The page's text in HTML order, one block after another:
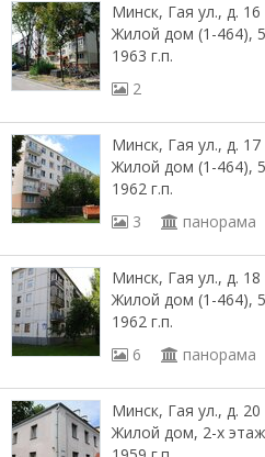
Минск, Гая ул., д. 16
Жилой дом (1-464),
1963 г.п.
2
Минск, Гая ул., д. 17
Жилой дом (1-464),
1962 г.п.
3
панорама
Минск, Гая ул., д. 18
Жилой дом (1-464),
1962 г.п.
6
панорама
Минск, Гая ул., д. 20
Жилой дом, 2-х